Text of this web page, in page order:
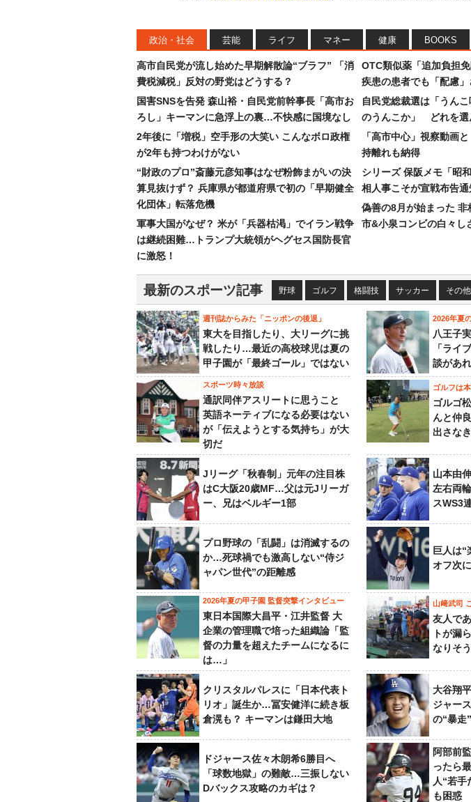
政治・社会 芸能 ライフ マネー 健康 BOOKS
高市自民党が流し始めた早期解散論“ブラフ” 「消
費税減税」反対の野党はどうする？
国害SNSを告発 森山裕・自民党前幹事長「高市お
ろし」キーマンに急浮上の裏…不快感に国境なし
2年後に「増税」空手形の大笑い こんなボロ政権
が2年も持つわけがない
“財政のプロ”斎藤元彦知事はなぜ粉飾まがいの決
算見抜けず？ 兵庫県が都道府県で初の「早期健全
化団体」転落危機
軍事大国がなぜ？ 米が「兵器枯渇」でイラン戦争
は継続困難…トランプ大統領がヘグセス国防長官
に激怒！
OTC類似薬「追加負担
疾患の患者でも「配慮
自民党総裁選は「うん
のうんこか」 どれを選
「高市中心」視察動画
持離れも納得
シリーズ 保阪メモ「昭
相人事こそが宣戦布告
偽善の8月が始まった
市&小泉コンビの白々し
最新のスポーツ記事 野球 ゴルフ 格闘技 サッカー その他
週刊誌からみた「ニッポンの後退」
東大を目指したり、大リーグに挑
戦したり…最近の高校球児は夏の
甲子園が「最終ゴール」ではない
2026年夏
八王子
「ライ
談があ
スポーツ時々放談
通訳同伴アスリートに思うこと
英語ネーティブになる必要はない
が「伝えようとする気持ち」が大
切だ
ゴルフは
ゴルゴ
んと仲
出さな
Jリーグ「秋春制」元年の注目株
はC大阪20歳MF…父は元Jリーガ
ー、兄はベルギー1部
山本由
左右両
スWS3
プロ野球の「乱闘」は消滅するの
か…死球禍でも激高しない“侍ジ
ャパン世代”の距離感
巨人は
オフ次
2026年夏の甲子園 監督突撃インタビュー
東日本国際大昌平・江井監督 大
企業の管理職で培った組織論「監
督の力量を超えたチームになるに
は…」
山﨑武司
友人で
トが漏
なりそ
クリスタルパレスに「日本代表ト
リオ」誕生か…冨安健洋に続き板
倉滉も？ キーマンは鎌田大地
大谷翔
ジャー
の“暴走
ドジャース佐々木朗希6勝目へ
「球数地獄」の難敵…三振しない
Dバックス攻略のカギは？
阿部前
ったら
人“若手
も困惑